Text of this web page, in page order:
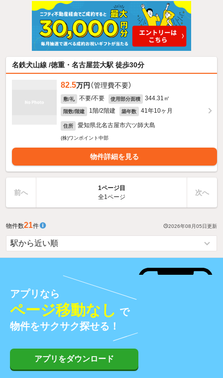
名鉄犬山線 /徳重・名古屋芸大駅 徒歩30分
82.5万円 （管理費不要）
敷/礼 不要/不要 使用部分面積 344.31㎡
階数/階建 1階/2階建 築年数 41年10ヶ月
住所 愛知県北名古屋市六ツ師大島
(株)ワンポイント中部
物件詳細を見る
前へ
1ページ目
全1ページ
次へ
物件数21件 2026年08月05日更新
アプリなら
ページ移動なし で
物件をサクサク探せる！
アプリをダウンロード